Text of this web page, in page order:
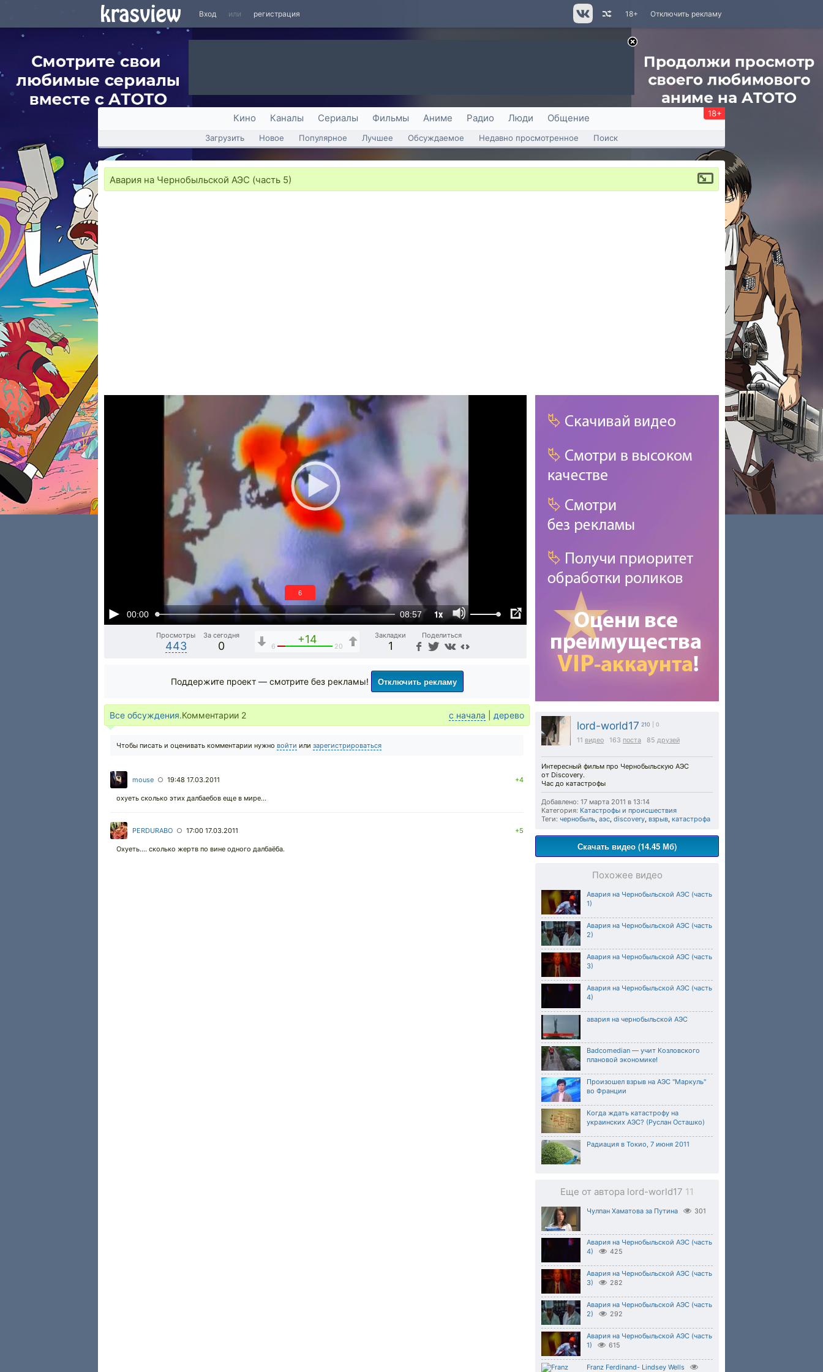
Вход или регистрация Отключить рекламу
18+
Кино Каналы Сериалы Фильмы Аниме Радио Люди Общение 18+
Загрузить Новое Популярное Лучшее Обсуждаемое Недавно просмотренное Поиск
Авария на Чернобыльской АЭС (часть 5)
00:00 08:57 1x
5
Просмотры
443
За сегодня
0
+14
6 20
Закладки
1
Поделиться
lord-world17 210 | 0
11 видео 163 поста 85 друзей
Интересный фильм про Чернобыльcкую АЭС
от Discovery.
Час до катастрофы
Добавлено: 17 марта 2011 в 13:14
Категория: Катастрофы и происшествия
Теги: чернобыль, аэс, discovery, взрыв, катастрофа
Скачать видео (14.45 Мб)
Похожее видео
Авария на Чернобыльской АЭС (часть
1)
Авария на Чернобыльской АЭС (часть
2)
Авария на Чернобыльской АЭС (часть
3)
Авария на Чернобыльской АЭС (часть
4)
авария на чернобыльской АЭС
Badcomedian — учит Козловского
плановой экономике!
Произошел взрыв на АЭС "Маркуль"
во Франции
Когда ждать катастрофу на
украинских АЭС? (Руслан Осташко)
Радиация в Токио, 7 июня 2011
Еще от автора lord-world17 11
Чулпан Хаматова за Путина 301
Авария на Чернобыльской АЭС (часть
4)
425
Авария на Чернобыльской АЭС (часть
3)
282
Авария на Чернобыльской АЭС (часть
2)
292
Авария на Чернобыльской АЭС (часть
1)
615
Franz Ferdinand- Lindsey Wells
Поддержите проект — смотрите без рекламы! Отключить рекламу
Все обсуждения.Комментарии 2 с начала дерево
Чтобы писать и оценивать комментарии нужно войти или зарегистрироваться
mouse ○ 19:48 17.03.2011 +4
охуеть сколько этих далбаебов еще в мире...
PERDURABO ○ 17:00 17.03.2011 +5
Охуеть.... сколько жертв по вине одного далбаёба.